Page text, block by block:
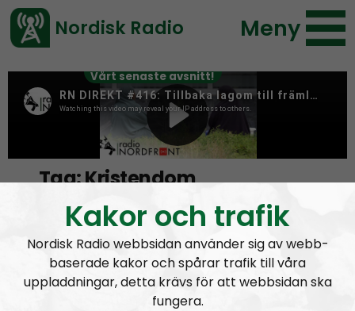
Vårt senaste avsnitt!
Nordisk Radio Meny
Tag:Kristendom
Kristi bruds tärnor
Kakor och trafik
Nordisk Radio webbsidan använder sig av webb-
baserade kakor och spårar trafik till våra
uppladdningar, detta krävs för att webbsidan ska
fungera.